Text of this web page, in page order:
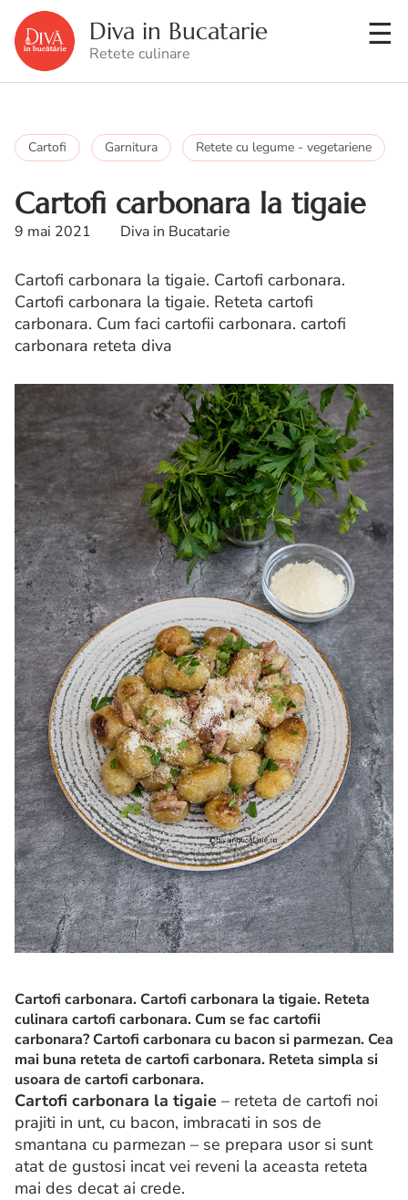
Diva in Bucatarie
Retete culinare
Cartofi Garnitura Retete cu legume - vegetariene
Cartofi carbonara la tigaie
9 mai 2021 Diva in Bucatarie
Cartofi carbonara la tigaie. Cartofi carbonara.
Cartofi carbonara la tigaie. Reteta cartofi
carbonara. Cum faci cartofii carbonara. cartofi
carbonara reteta diva
Cartofi carbonara. Cartofi carbonara la tigaie. Reteta
culinara cartofi carbonara. Cum se fac cartofii
carbonara?Cartofi carbonara cu bacon si parmezan. Cea
mai buna reteta de cartofi carbonara. Reteta simpla si
usoara de cartofi carbonara.
Cartofi carbonara la tigaie – reteta de cartofi noi
prajiti in unt, cu bacon, imbracati in sos de
smantana cu parmezan – se prepara usor si sunt
atat de gustosi incat vei reveni la aceasta reteta
mai des decat ai crede.